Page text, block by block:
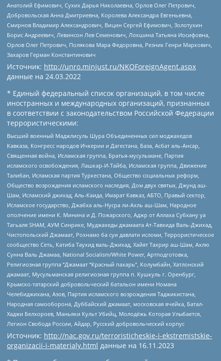
Анатолий Ефимович, Сухих Дарья Николаевна, Орлов Олег Петрович,
Добровольская Анна Дмитриевна, Королева Александра Евгеньевна,
Смирнов Владимир Александрович, Вицин Сергей Ефимович, Золотухин
Борис Андреевич, Левинсон Лев Семенович, Локшина Татьяна Иосифовна,
Орлов Олег Петрович, Полякова Мара Федоровна, Резник Генри Маркович,
Захаров Герман Константинович
Источник: http://unro.minjust.ru/NKOForeignAgent.aspx
данные на 24.03.2022
* Единый федеральный список организаций, в том числе
иностранных и международных организаций, признанных
в соответствии с законодательством Российской Федерации
террористическими:
Высший военный Маджлисуль Шура Объединенных сил моджахедов
Кавказа, Конгресс народов Ичкерии и Дагестана, База, Асбат аль-Ансар,
Священная война, Исламская группа, Братья-мусульмане, Партия
исламского освобождения, Лашкар-И-Тайба, Исламская группа, Движение
Талибан, Исламская партия Туркестана, Общество социальных реформ,
Общество возрождения исламского наследия, Дом двух святых, Джунд аш-
Шам, Исламский джихад, Аль-Каида, Имарат Кавказ, АБТО, Правый сектор,
Исламское государство, Джабха аль-Нусра ли-Ахль аш-Шам, Народное
ополчение имени К. Минина и Д. Пожарского, Аджр от Аллаха Субхану уа
Тагьаля SHAM, АУМ Синрике, Муджахеды джамаата Ат-Тавхида Валь-Джихад,
Чистопольский Джамаат, Рохнамо ба суи давлати исломи, Террористическое
сообщество Сеть, Катиба Таухид валь-Джихад, Хайят Тахрир аш-Шам, Ахлю
Сунна Валь Джамаа, National Socialism/White Power, Артподготовка,
Религиозная группа “Джамаат “Красный пахарь”, Колумбайн, Хатлонский
джамаат, Мусульманская религиозная группа п. Кушкуль г. Оренбург,
Крымско-татарский добровольческий батальон имени Номана
Челебиджихана, Азов, Партия исламского возрождения Таджикистана,
Народная самооборона, Дуббайский джамаат, московская ячейка, Батал-
Хаджи Белхороев, Маньяки Культ Убийц, Молодёжь Которая Улыбается,
Легион Свобода России, Айдар, Русский добровольческий корпус
Источник: http://nac.gov.ru/terroristicheskie-i-ekstremistskie-
organizacii-i-materialy.html данные на 16.11.2023